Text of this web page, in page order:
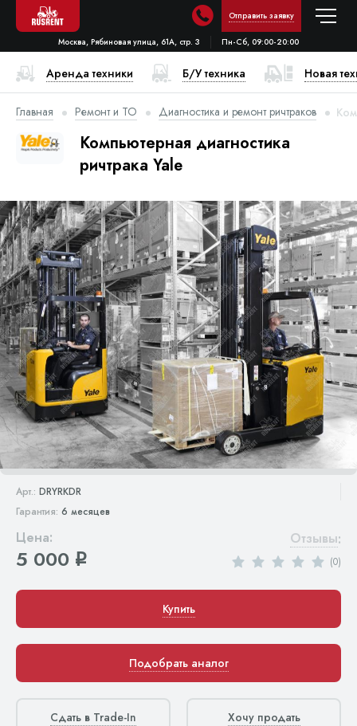
Отправить заявку
Москва, Рябиновая улица, 61А, стр. 3 Пн-Сб, 09:00-20:00
Аренда техники Б/У техника Новая
Главная Ремонт и ТО Диагностика и ремонт ричтраков
Компьютерная диагностика
ричтрака Yale
Арт.: DRYRKDR
Гарантия: 6 месяцев
Цена:
5 000 q
Отзывы:
(0)
Купить
Подобрать аналог
Сдать в Trade-In Хочу продать